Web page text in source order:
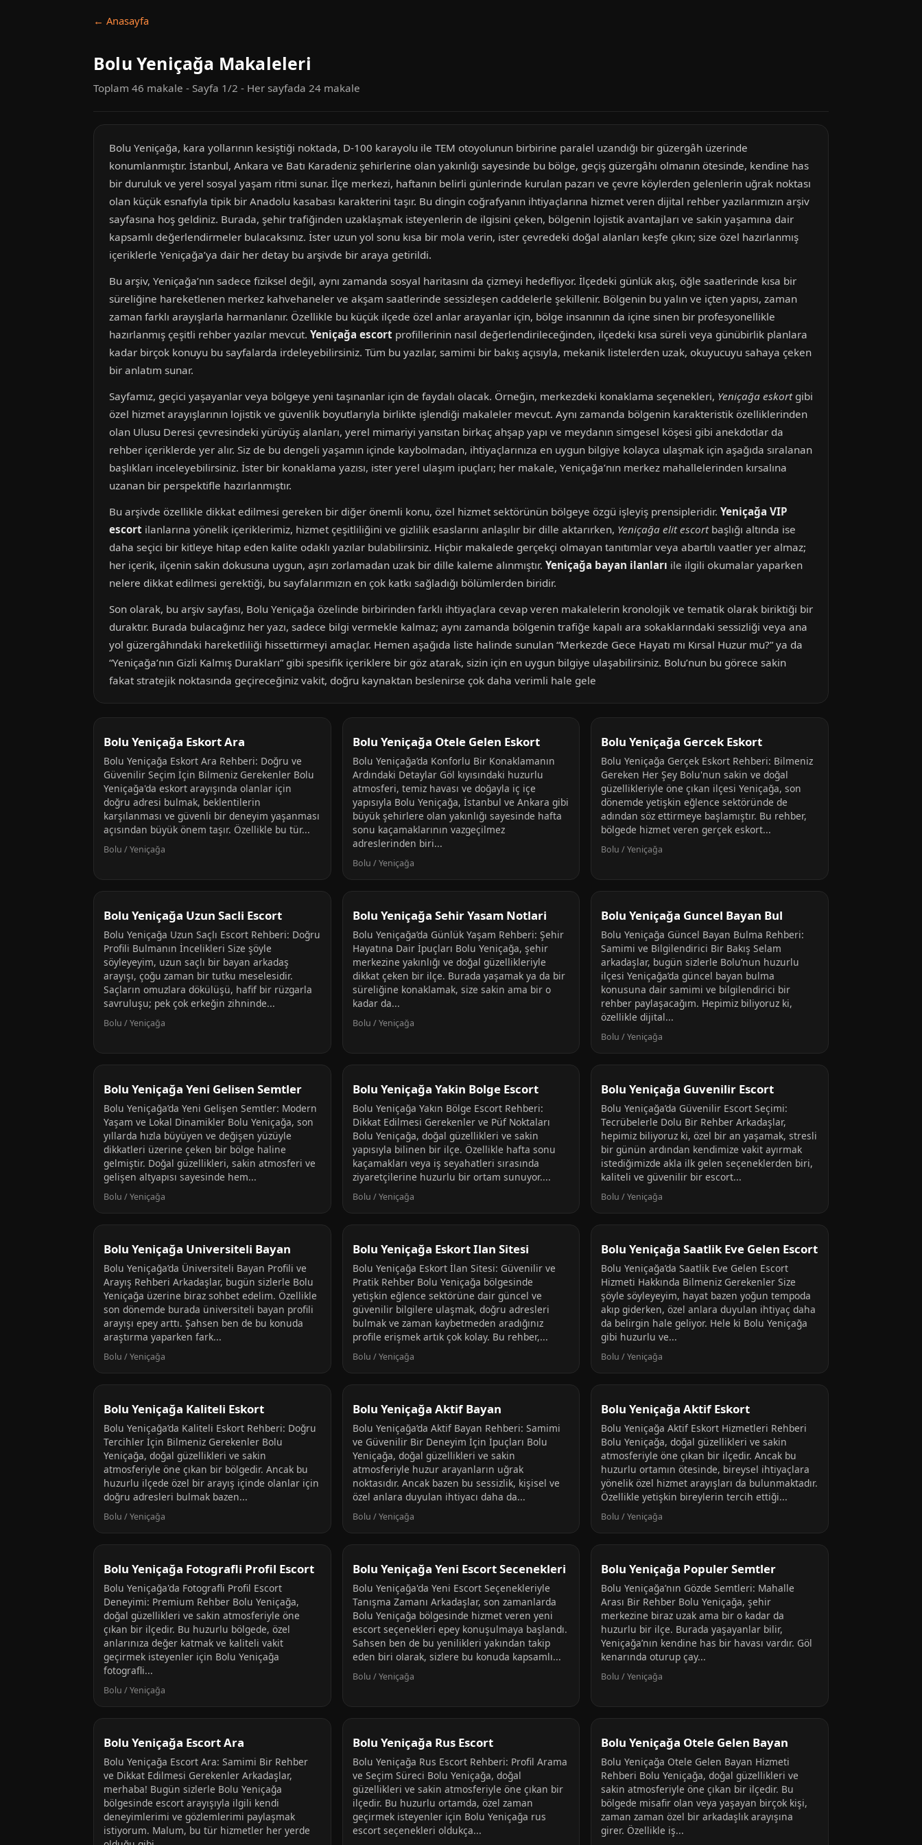
← Anasayfa
Bolu Yeniçağa Makaleleri
Toplam 46 makale - Sayfa 1/2 - Her sayfada 24 makale
Bolu Yeniçağa, kara yollarının kesiştiği noktada, D-100 karayolu ile TEM otoyolunun birbirine paralel uzandığı bir güzergâh üzerinde
konumlanmıştır. İstanbul, Ankara ve Batı Karadeniz şehirlerine olan yakınlığı sayesinde bu bölge, geçiş güzergâhı olmanın ötesinde, kendine has
bir duruluk ve yerel sosyal yaşam ritmi sunar. İlçe merkezi, haftanın belirli günlerinde kurulan pazarı ve çevre köylerden gelenlerin uğrak noktası
olan küçük esnafıyla tipik bir Anadolu kasabası karakterini taşır. Bu dingin coğrafyanın ihtiyaçlarına hizmet veren dijital rehber yazılarımızın arşiv
sayfasına hoş geldiniz. Burada, şehir trafiğinden uzaklaşmak isteyenlerin de ilgisini çeken, bölgenin lojistik avantajları ve sakin yaşamına dair
kapsamlı değerlendirmeler bulacaksınız. İster uzun yol sonu kısa bir mola verin, ister çevredeki doğal alanları keşfe çıkın; size özel hazırlanmış
içeriklerle Yeniçağa’ya dair her detay bu arşivde bir araya getirildi.
Bu arşiv, Yeniçağa’nın sadece fiziksel değil, aynı zamanda sosyal haritasını da çizmeyi hedefliyor. İlçedeki günlük akış, öğle saatlerinde kısa bir
süreliğine hareketlenen merkez kahvehaneler ve akşam saatlerinde sessizleşen caddelerle şekillenir. Bölgenin bu yalın ve içten yapısı, zaman
zaman farklı arayışlarla harmanlanır. Özellikle bu küçük ilçede özel anlar arayanlar için, bölge insanının da içine sinen bir profesyonellikle
hazırlanmış çeşitli rehber yazılar mevcut. Yeniçağa escort profillerinin nasıl değerlendirileceğinden, ilçedeki kısa süreli veya günübirlik planlara
kadar birçok konuyu bu sayfalarda irdeleyebilirsiniz. Tüm bu yazılar, samimi bir bakış açısıyla, mekanik listelerden uzak, okuyucuyu sahaya çeken
bir anlatım sunar.
Sayfamız, geçici yaşayanlar veya bölgeye yeni taşınanlar için de faydalı olacak. Örneğin, merkezdeki konaklama seçenekleri, Yeniçağa eskortgibi
özel hizmet arayışlarının lojistik ve güvenlik boyutlarıyla birlikte işlendiği makaleler mevcut. Aynı zamanda bölgenin karakteristik özelliklerinden
olan Ulusu Deresi çevresindeki yürüyüş alanları, yerel mimariyi yansıtan birkaç ahşap yapı ve meydanın simgesel köşesi gibi anekdotlar da
rehber içeriklerde yer alır. Siz de bu dengeli yaşamın içinde kaybolmadan, ihtiyaçlarınıza en uygun bilgiye kolayca ulaşmak için aşağıda sıralanan
başlıkları inceleyebilirsiniz. İster bir konaklama yazısı, ister yerel ulaşım ipuçları; her makale, Yeniçağa’nın merkez mahallelerinden kırsalına
uzanan bir perspektifle hazırlanmıştır.
Bu arşivde özellikle dikkat edilmesi gereken bir diğer önemli konu, özel hizmet sektörünün bölgeye özgü işleyiş prensipleridir. Yeniçağa VIP
escort ilanlarına yönelik içeriklerimiz, hizmet çeşitliliğini ve gizlilik esaslarını anlaşılır bir dille aktarırken, Yeniçağa elit escortbaşlığı altında ise
daha seçici bir kitleye hitap eden kalite odaklı yazılar bulabilirsiniz. Hiçbir makalede gerçekçi olmayan tanıtımlar veya abartılı vaatler yer almaz;
her içerik, ilçenin sakin dokusuna uygun, aşırı zorlamadan uzak bir dille kaleme alınmıştır. Yeniçağa bayan ilanları ile ilgili okumalar yaparken
nelere dikkat edilmesi gerektiği, bu sayfalarımızın en çok katkı sağladığı bölümlerden biridir.
Son olarak, bu arşiv sayfası, Bolu Yeniçağa özelinde birbirinden farklı ihtiyaçlara cevap veren makalelerin kronolojik ve tematik olarak biriktiği bir
duraktır. Burada bulacağınız her yazı, sadece bilgi vermekle kalmaz; aynı zamanda bölgenin trafiğe kapalı ara sokaklarındaki sessizliği veya ana
yol güzergâhındaki hareketliliği hissettirmeyi amaçlar. Hemen aşağıda liste halinde sunulan “Merkezde Gece Hayatı mı Kırsal Huzur mu?” ya da
“Yeniçağa’nın Gizli Kalmış Durakları” gibi spesifik içeriklere bir göz atarak, sizin için en uygun bilgiye ulaşabilirsiniz. Bolu’nun bu görece sakin
fakat stratejik noktasında geçireceğiniz vakit, doğru kaynaktan beslenirse çok daha verimli hale gele
Bolu Yeniçağa Eskort Ara
Bolu Yeniçağa Eskort Ara Rehberi: Doğru ve
Güvenilir Seçim İçin Bilmeniz Gerekenler Bolu
Yeniçağa'da eskort arayışında olanlar için
doğru adresi bulmak, beklentilerin
karşılanması ve güvenli bir deneyim yaşanması
açısından büyük önem taşır. Özellikle bu tür...
Bolu / Yeniçağa
Bolu Yeniçağa Otele Gelen Eskort
Bolu Yeniçağa’da Konforlu Bir Konaklamanın
Ardındaki Detaylar Göl kıyısındaki huzurlu
atmosferi, temiz havası ve doğayla iç içe
yapısıyla Bolu Yeniçağa, İstanbul ve Ankara gibi
büyük şehirlere olan yakınlığı sayesinde hafta
sonu kaçamaklarının vazgeçilmez
adreslerinden biri...
Bolu / Yeniçağa
Bolu Yeniçağa Gercek Eskort
Bolu Yeniçağa Gerçek Eskort Rehberi: Bilmeniz
Gereken Her Şey Bolu'nun sakin ve doğal
güzellikleriyle öne çıkan ilçesi Yeniçağa, son
dönemde yetişkin eğlence sektöründe de
adından söz ettirmeye başlamıştır. Bu rehber,
bölgede hizmet veren gerçek eskort...
Bolu / Yeniçağa
Bolu Yeniçağa Uzun Sacli Escort
Bolu Yeniçağa Uzun Saçlı Escort Rehberi: Doğru
Profili Bulmanın İncelikleri Size şöyle
söyleyeyim, uzun saçlı bir bayan arkadaş
arayışı, çoğu zaman bir tutku meselesidir.
Saçların omuzlara dökülüşü, hafif bir rüzgarla
savruluşu; pek çok erkeğin zihninde...
Bolu / Yeniçağa
Bolu Yeniçağa Sehir Yasam Notlari
Bolu Yeniçağa’da Günlük Yaşam Rehberi: Şehir
Hayatına Dair İpuçları Bolu Yeniçağa, şehir
merkezine yakınlığı ve doğal güzellikleriyle
dikkat çeken bir ilçe. Burada yaşamak ya da bir
süreliğine konaklamak, size sakin ama bir o
kadar da...
Bolu / Yeniçağa
Bolu Yeniçağa Guncel Bayan Bul
Bolu Yeniçağa Güncel Bayan Bulma Rehberi:
Samimi ve Bilgilendirici Bir Bakış Selam
arkadaşlar, bugün sizlerle Bolu’nun huzurlu
ilçesi Yeniçağa’da güncel bayan bulma
konusuna dair samimi ve bilgilendirici bir
rehber paylaşacağım. Hepimiz biliyoruz ki,
özellikle dijital...
Bolu / Yeniçağa
Bolu Yeniçağa Yeni Gelisen Semtler
Bolu Yeniçağa’da Yeni Gelişen Semtler: Modern
Yaşam ve Lokal Dinamikler Bolu Yeniçağa, son
yıllarda hızla büyüyen ve değişen yüzüyle
dikkatleri üzerine çeken bir bölge haline
gelmiştir. Doğal güzellikleri, sakin atmosferi ve
gelişen altyapısı sayesinde hem...
Bolu / Yeniçağa
Bolu Yeniçağa Yakin Bolge Escort
Bolu Yeniçağa Yakın Bölge Escort Rehberi:
Dikkat Edilmesi Gerekenler ve Püf Noktaları
Bolu Yeniçağa, doğal güzellikleri ve sakin
yapısıyla bilinen bir ilçe. Özellikle hafta sonu
kaçamakları veya iş seyahatleri sırasında
ziyaretçilerine huzurlu bir ortam sunuyor....
Bolu / Yeniçağa
Bolu Yeniçağa Guvenilir Escort
Bolu Yeniçağa’da Güvenilir Escort Seçimi:
Tecrübelerle Dolu Bir Rehber Arkadaşlar,
hepimiz biliyoruz ki, özel bir an yaşamak, stresli
bir günün ardından kendimize vakit ayırmak
istediğimizde akla ilk gelen seçeneklerden biri,
kaliteli ve güvenilir bir escort...
Bolu / Yeniçağa
Bolu Yeniçağa Universiteli Bayan
Bolu Yeniçağa’da Üniversiteli Bayan Profili ve
Arayış Rehberi Arkadaşlar, bugün sizlerle Bolu
Yeniçağa üzerine biraz sohbet edelim. Özellikle
son dönemde burada üniversiteli bayan profili
arayışı epey arttı. Şahsen ben de bu konuda
araştırma yaparken fark...
Bolu / Yeniçağa
Bolu Yeniçağa Eskort Ilan Sitesi
Bolu Yeniçağa Eskort İlan Sitesi: Güvenilir ve
Pratik Rehber Bolu Yeniçağa bölgesinde
yetişkin eğlence sektörüne dair güncel ve
güvenilir bilgilere ulaşmak, doğru adresleri
bulmak ve zaman kaybetmeden aradığınız
profile erişmek artık çok kolay. Bu rehber,...
Bolu / Yeniçağa
Bolu Yeniçağa Saatlik Eve Gelen Escort
Bolu Yeniçağa’da Saatlik Eve Gelen Escort
Hizmeti Hakkında Bilmeniz Gerekenler Size
şöyle söyleyeyim, hayat bazen yoğun tempoda
akıp giderken, özel anlara duyulan ihtiyaç daha
da belirgin hale geliyor. Hele ki Bolu Yeniçağa
gibi huzurlu ve...
Bolu / Yeniçağa
Bolu Yeniçağa Kaliteli Eskort
Bolu Yeniçağa’da Kaliteli Eskort Rehberi: Doğru
Tercihler İçin Bilmeniz Gerekenler Bolu
Yeniçağa, doğal güzellikleri ve sakin
atmosferiyle öne çıkan bir bölgedir. Ancak bu
huzurlu ilçede özel bir arayış içinde olanlar için
doğru adresleri bulmak bazen...
Bolu / Yeniçağa
Bolu Yeniçağa Aktif Bayan
Bolu Yeniçağa’da Aktif Bayan Rehberi: Samimi
ve Güvenilir Bir Deneyim İçin İpuçları Bolu
Yeniçağa, doğal güzellikleri ve sakin
atmosferiyle huzur arayanların uğrak
noktasıdır. Ancak bazen bu sessizlik, kişisel ve
özel anlara duyulan ihtiyacı daha da...
Bolu / Yeniçağa
Bolu Yeniçağa Aktif Eskort
Bolu Yeniçağa Aktif Eskort Hizmetleri Rehberi
Bolu Yeniçağa, doğal güzellikleri ve sakin
atmosferiyle öne çıkan bir ilçedir. Ancak bu
huzurlu ortamın ötesinde, bireysel ihtiyaçlara
yönelik özel hizmet arayışları da bulunmaktadır.
Özellikle yetişkin bireylerin tercih ettiği...
Bolu / Yeniçağa
Bolu Yeniçağa Fotografli Profil Escort
Bolu Yeniçağa'da Fotografli Profil Escort
Deneyimi: Premium Rehber Bolu Yeniçağa,
doğal güzellikleri ve sakin atmosferiyle öne
çıkan bir ilçedir. Bu huzurlu bölgede, özel
anlarınıza değer katmak ve kaliteli vakit
geçirmek isteyenler için Bolu Yeniçağa
fotografli...
Bolu / Yeniçağa
Bolu Yeniçağa Yeni Escort Secenekleri
Bolu Yeniçağa'da Yeni Escort Seçenekleriyle
Tanışma Zamanı Arkadaşlar, son zamanlarda
Bolu Yeniçağa bölgesinde hizmet veren yeni
escort seçenekleri epey konuşulmaya başlandı.
Sahsen ben de bu yenilikleri yakından takip
eden biri olarak, sizlere bu konuda kapsamlı...
Bolu / Yeniçağa
Bolu Yeniçağa Populer Semtler
Bolu Yeniçağa’nın Gözde Semtleri: Mahalle
Arası Bir Rehber Bolu Yeniçağa, şehir
merkezine biraz uzak ama bir o kadar da
huzurlu bir ilçe. Burada yaşayanlar bilir,
Yeniçağa’nın kendine has bir havası vardır. Göl
kenarında oturup çay...
Bolu / Yeniçağa
Bolu Yeniçağa Escort Ara
Bolu Yeniçağa Escort Ara: Samimi Bir Rehber
ve Dikkat Edilmesi Gerekenler Arkadaşlar,
merhaba! Bugün sizlerle Bolu Yeniçağa
bölgesinde escort arayışıyla ilgili kendi
deneyimlerimi ve gözlemlerimi paylaşmak
istiyorum. Malum, bu tür hizmetler her yerde
Bolu Yeniçağa Rus Escort
Bolu Yeniçağa Rus Escort Rehberi: Profil Arama
ve Seçim Süreci Bolu Yeniçağa, doğal
güzellikleri ve sakin atmosferiyle öne çıkan bir
ilçedir. Bu huzurlu ortamda, özel zaman
geçirmek isteyenler için Bolu Yeniçağa rus
escort seçenekleri oldukça...
Bolu Yeniçağa Otele Gelen Bayan
Bolu Yeniçağa Otele Gelen Bayan Hizmeti
Rehberi Bolu Yeniçağa, doğal güzellikleri ve
sakin atmosferiyle öne çıkan bir ilçedir. Bu
bölgede misafir olan veya yaşayan birçok kişi,
zaman zaman özel bir arkadaşlık arayışına
girer. Özellikle iş...